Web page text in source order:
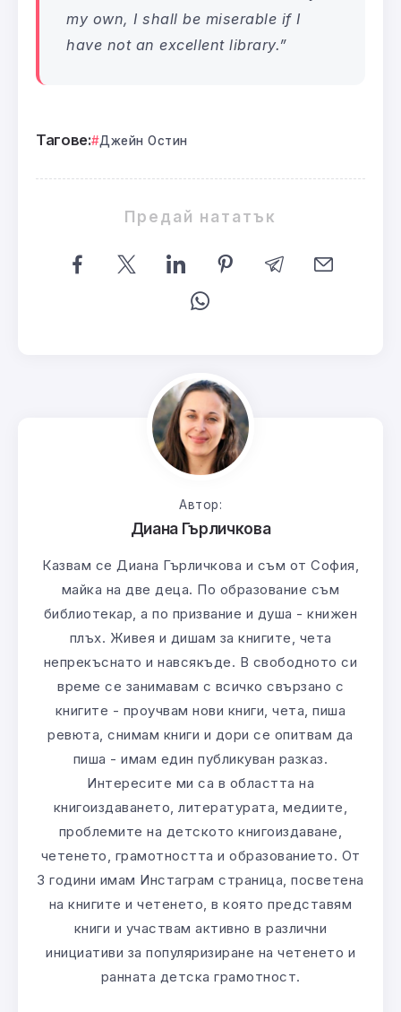
my own, I shall be miserable if I
have not an excellent library.”
Тагове: Джейн Остин
Предай нататък
Автор:
Диана Гърличкова
Казвам се Диана Гърличкова и съм от София,
майка на две деца. По образование съм
библиотекар, а по призвание и душа - книжен
плъх. Живея и дишам за книгите, чета
непрекъснато и навсякъде. В свободното си
време се занимавам с всичко свързано с
книгите - проучвам нови книги, чета, пиша
ревюта, снимам книги и дори се опитвам да
пиша - имам един публикуван разказ.
Интересите ми са в областта на
книгоиздаването, литературата, медиите,
проблемите на детското книгоиздаване,
четенето, грамотността и образованието. От
3 години имам Инстаграм страница, посветена
на книгите и четенето, в която представям
книги и участвам активно в различни
инициативи за популяризиране на четенето и
ранната детска грамотност.